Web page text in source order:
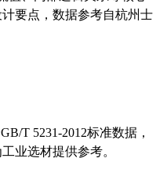
要点，数据参考自杭州士
T 5231-2012标准数据，
业选材提供参考。